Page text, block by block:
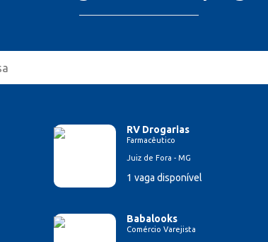
RV Drogarias
Farmacêutico
Juiz de Fora - MG
1 vaga disponível
Babalooks
Comércio Varejista